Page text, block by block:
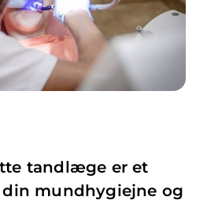
tandlæge er et
mundhygiejne og